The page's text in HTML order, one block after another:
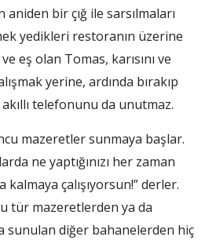
bir çığ ile sarsılmaları
yedikleri restoranın üzerine
eş olan Tomas, karısını ve
yerine, ardında bırakıp
telefonunu da unutmaz.
mazeretler sunmaya başlar.
ne yaptığınızı her zaman
kalmaya çalışıyorsun!” derler.
tür mazeretlerden ya da
sunulan diğer bahanelerden hiç